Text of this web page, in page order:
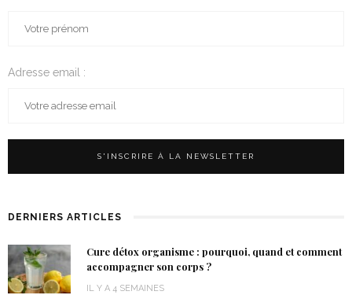
Adresse email :
DERNIERS ARTICLES
Cure détox organisme : pourquoi, quand et comment
accompagner son corps ?
IL Y A 4 SEMAINES